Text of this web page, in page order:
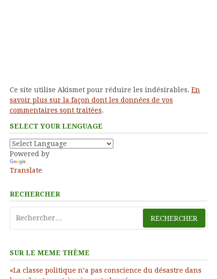
Ce site utilise Akismet pour réduire les indésirables. En
savoir plus sur la façon dont les données de vos
commentaires sont traitées.
SELECT YOUR LENGUAGE
Powered by
Translate
RECHERCHER
SUR LE MEME THÈME
«La classe politique n’a pas conscience du désastre dans